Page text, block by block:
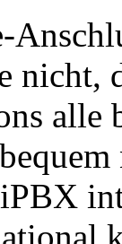
nicht,